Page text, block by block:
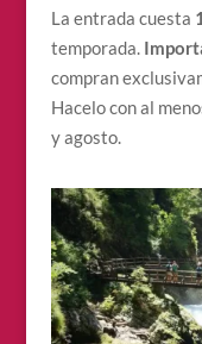
La entrada cuesta
temporada.
compran
Hacelo con al
y agosto.